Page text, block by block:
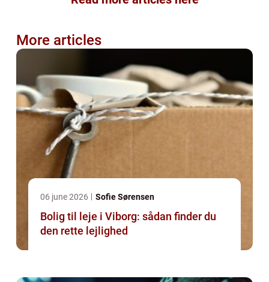
More articles
06 june 2026 Sofie Sørensen
Bolig til leje i Viborg: sådan finder du
den rette lejlighed